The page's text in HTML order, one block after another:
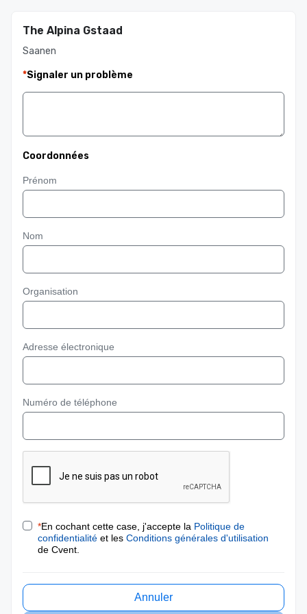
The Alpina Gstaad
Saanen
*Signaler un problème
Coordonnées
Prénom
Nom
Organisation
Adresse électronique
Numéro de téléphone
*En cochant cette case, j'accepte la Politique de
confidentialité et les Conditions générales d'utilisation
de Cvent.
Annuler